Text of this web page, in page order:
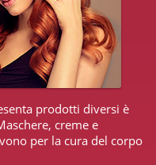
prodotti diversi è
creme e
per la cura del corpo